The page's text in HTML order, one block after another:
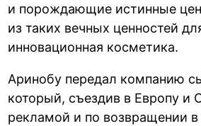
и порождающие истинные
из таких вечных ценностей
инновационная косметика.
Аринобу передал компанию
который, съездив в Европу и
рекламой и по возвращении